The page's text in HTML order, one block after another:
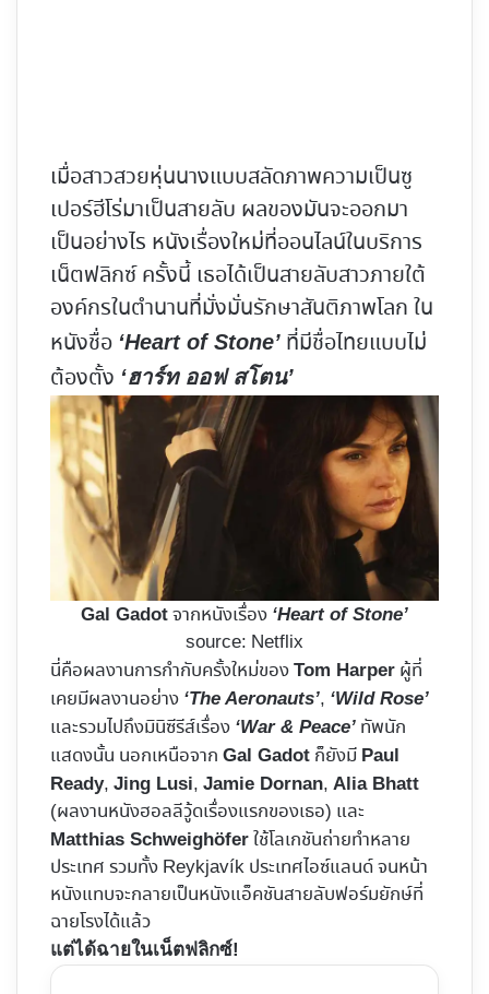
เมื่อสาวสวยหุ่นนางแบบสลัดภาพความเป็นซู
เปอร์ฮีโร่มาเป็นสายลับ ผลของมันจะออกมา
เป็นอย่างไร หนังเรื่องใหม่ที่ออนไลน์ในบริการ
เน็ตฟลิกซ์ ครั้งนี้ เธอได้เป็นสายลับสาวภายใต้
องค์กรในตำนานที่มั่งมั่นรักษาสันติภาพโลก ใน
หนังชื่อ ‘Heart of Stone’ ที่มีชื่อไทยแบบไม่
ต้องตั้ง ‘ฮาร์ท ออฟ สโตน’
Gal Gadot จากหนังเรื่อง ‘Heart of Stone’
source: Netflix
นี่คือผลงานการกำกับครั้งใหม่ของ Tom Harper ผู้ที่
เคยมีผลงานอย่าง ‘The Aeronauts’, ‘Wild Rose’
และรวมไปถึงมินิซีรีส์เรื่อง ‘War & Peace’ ทัพนัก
แสดงนั้น นอกเหนือจาก Gal Gadot ก็ยังมี Paul
Ready, Jing Lusi, Jamie Dornan, Alia Bhatt
(ผลงานหนังฮอลลีวู้ดเรื่องแรกของเธอ) และ
Matthias Schweighöfer ใช้โลเกชันถ่ายทำหลาย
ประเทศ รวมทั้ง Reykjavík ประเทศไอซ์แลนด์ จนหน้า
หนังแทบจะกลายเป็นหนังแอ็คชันสายลับฟอร์มยักษ์ที่
ฉายโรงได้แล้ว
แต่ได้ฉายในเน็ตฟลิกซ์!